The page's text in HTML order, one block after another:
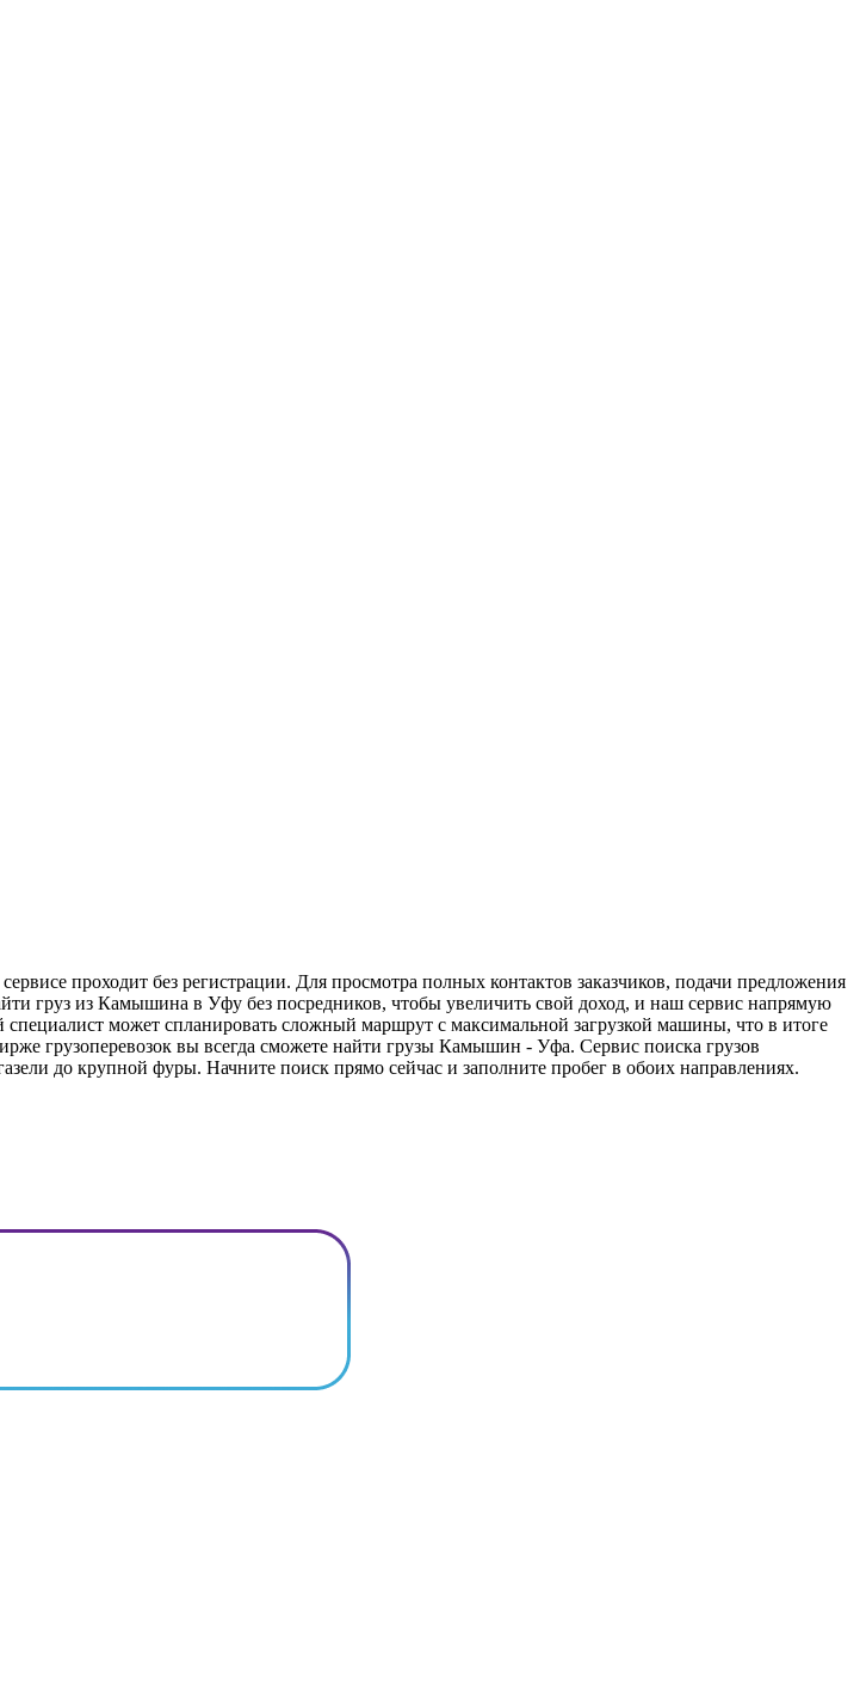
проходит без регистрации. Для просмотра полных контактов заказчиков, подачи предложения
груз из Камышина в Уфу без посредников, чтобы увеличить свой доход, и наш сервис напрямую
может спланировать сложный маршрут с максимальной загрузкой машины, что в итоге
грузоперевозок вы всегда сможете найти грузы Камышин - Уфа. Сервис поиска грузов
до крупной фуры. Начните поиск прямо сейчас и заполните пробег в обоих направлениях.